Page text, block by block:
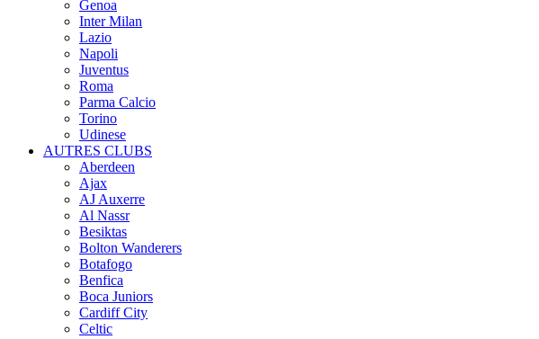
Genoa
Inter Milan
Lazio
Napoli
Juventus
Roma
Parma Calcio
Torino
Udinese
AUTRES CLUBS
Aberdeen
Ajax
AJ Auxerre
Al Nassr
Besiktas
Bolton Wanderers
Botafogo
Benfica
Boca Juniors
Cardiff City
Celtic